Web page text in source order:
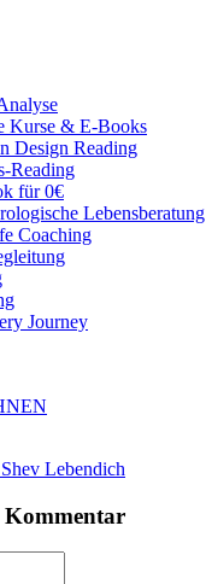
Kurse & E-Books
Design Reading
Reading
für 0€
Lebensberatung
Coaching
Journey
Kommentar